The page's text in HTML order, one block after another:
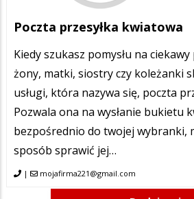
Poczta przesyłka kwiatowa
Kiedy szukasz pomysłu na
żony, matki, siostry czy koleżanki
usługi, która nazywa się, poczta
Pozwala ona na wysłanie bukietu
bezpośrednio do twojej wybranki,
sposób sprawić jej…
| mojafirma221@gmail.com